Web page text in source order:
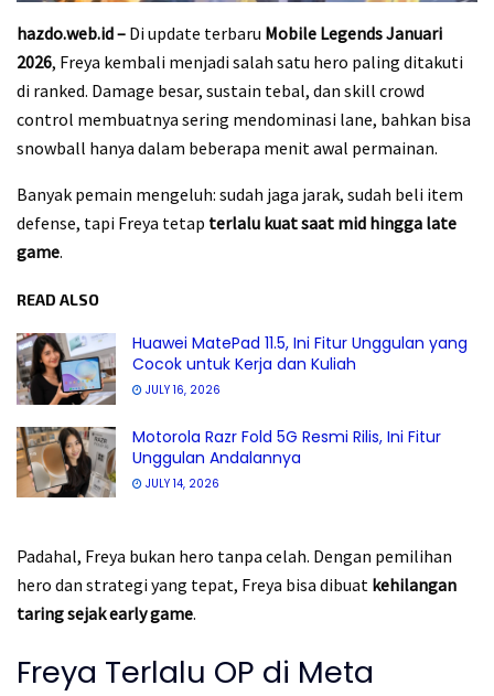
hazdo.web.id – Di update terbaru Mobile Legends Januari
2026, Freya kembali menjadi salah satu hero paling ditakuti
di ranked. Damage besar, sustain tebal, dan skill crowd
control membuatnya sering mendominasi lane, bahkan bisa
snowball hanya dalam beberapa menit awal permainan.
Banyak pemain mengeluh: sudah jaga jarak, sudah beli item
defense, tapi Freya tetap terlalu kuat saat mid hingga late
game.
READ ALSO
Huawei MatePad 11.5, Ini Fitur Unggulan yang
Cocok untuk Kerja dan Kuliah
JULY 16, 2026
Motorola Razr Fold 5G Resmi Rilis, Ini Fitur
Unggulan Andalannya
JULY 14, 2026
Padahal, Freya bukan hero tanpa celah. Dengan pemilihan
hero dan strategi yang tepat, Freya bisa dibuat kehilangan
taring sejak early game.
Freya Terlalu OP di Meta